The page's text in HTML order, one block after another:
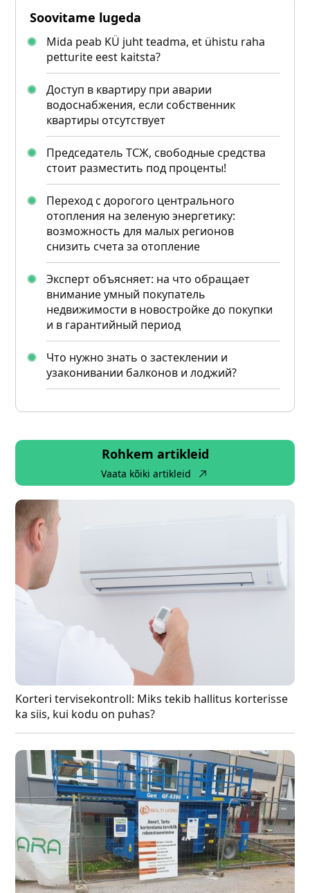
Soovitame lugeda
Mida peab KÜ juht teadma, et ühistu raha
petturite eest kaitsta?
Доступ в квартиру при аварии
водоснабжения, если собственник
квартиры отсутствует
Председатель ТСЖ, свободные средства
стоит разместить под проценты!
Переход с дорогого центрального
отопления на зеленую энергетику:
возможность для малых регионов
снизить счета за отопление
Эксперт объясняет: на что обращает
внимание умный покупатель
недвижимости в новостройке до покупки
и в гарантийный период
Что нужно знать о застеклении и
узаконивании балконов и лоджий?
Rohkem artikleid
Vaata kõiki artikleid
Korteri tervisekontroll: Miks tekib hallitus korterisse
ka siis, kui kodu on puhas?